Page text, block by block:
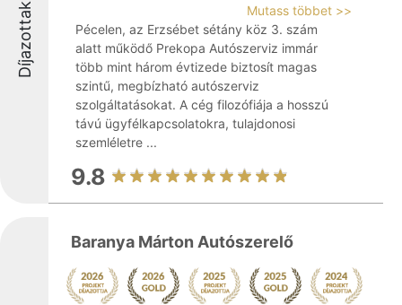
Díjazottak
Mutass többet >>
Pécelen, az Erzsébet sétány köz 3. szám
alatt működő Prekopa Autószerviz immár
több mint három évtizede biztosít magas
szintű, megbízható autószerviz
szolgáltatásokat. A cég filozófiája a hosszú
távú ügyfélkapcsolatokra, tulajdonosi
szemléletre ...
9.8
Baranya Márton Autószerelő